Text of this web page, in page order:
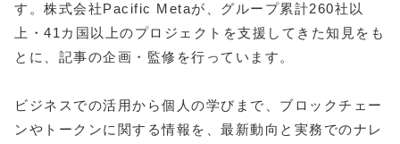
す。株式会社Pacific Metaが、グループ累計260社以
上・41カ国以上のプロジェクトを支援してきた知見をも
とに、記事の企画・監修を行っています。
ビジネスでの活用から個人の学びまで、ブロックチェー
ンやトークンに関する情報を、最新動向と実務でのナレ